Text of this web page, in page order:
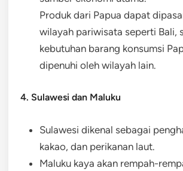
Produk dari Papua dapat
wilayah pariwisata seperti Bali,
kebutuhan barang konsumsi
dipenuhi oleh wilayah lain.
4. Sulawesi dan Maluku
Sulawesi dikenal sebagai
kakao, dan perikanan laut.
Maluku kaya akan rempah-